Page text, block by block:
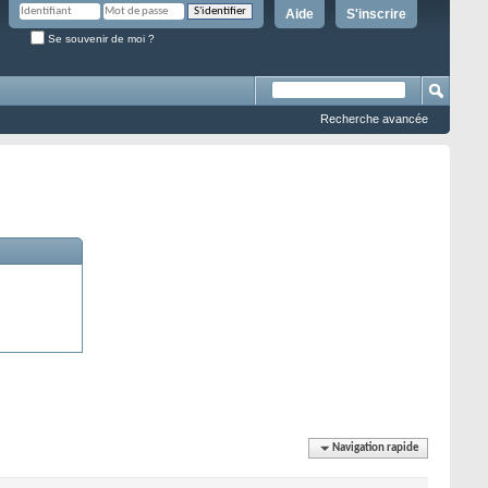
S'inscrire
Aide
Se souvenir de moi ?
Recherche avancée
Navigation rapide